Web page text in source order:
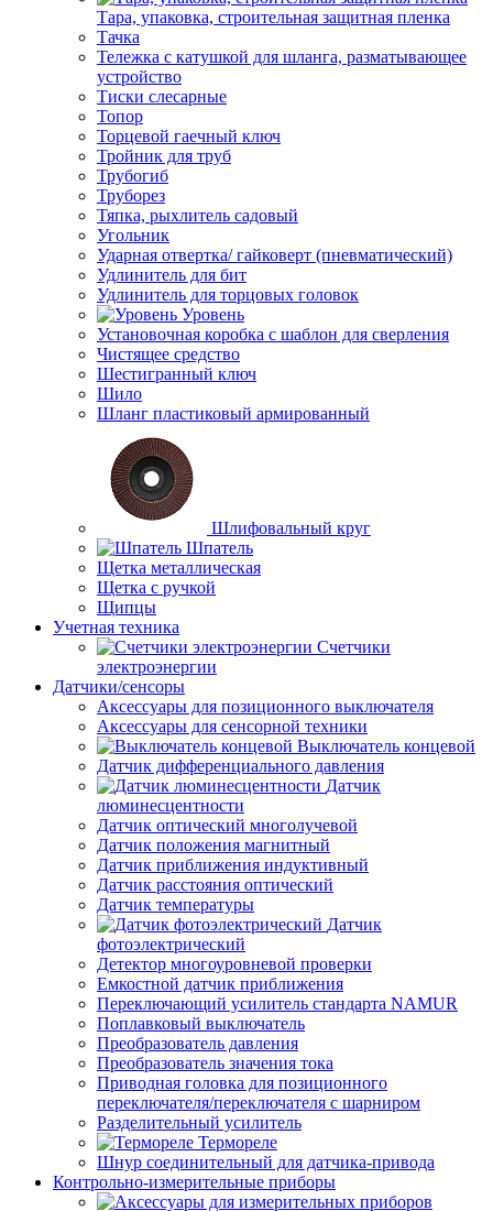
Тара, упаковка, строительная защитная пленка
Тачка
Тележка с катушкой для шланга, разматывающее
устройство
Тиски слесарные
Топор
Торцевой гаечный ключ
Тройник для труб
Трубогиб
Труборез
Тяпка, рыхлитель садовый
Угольник
Ударная отвертка/ гайковерт (пневматический)
Удлинитель для бит
Удлинитель для торцовых головок
Уровень
Установочная коробка с шаблон для сверления
Чистящее средство
Шестигранный ключ
Шило
Шланг пластиковый армированный
Шлифовальный круг
Шпатель
Щетка металлическая
Щетка с ручкой
Щипцы
Учетная техника
Счетчики
электроэнергии
Датчики/сенсоры
Аксессуары для позиционного выключателя
Аксессуары для сенсорной техники
Выключатель концевой
Датчик дифференциального давления
Датчик
люминесцентности
Датчик оптический многолучевой
Датчик положения магнитный
Датчик приближения индуктивный
Датчик расстояния оптический
Датчик температуры
Датчик
фотоэлектрический
Детектор многоуровневой проверки
Емкостной датчик приближения
Переключающий усилитель стандарта NAMUR
Поплавковый выключатель
Преобразователь давления
Преобразователь значения тока
Приводная головка для позиционного
переключателя/переключателя с шарниром
Разделительный усилитель
Термореле
Шнур соединительный для датчика-привода
Контрольно-измерительные приборы